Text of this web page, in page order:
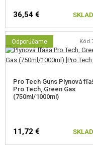
36,54 €
Odporúčame Kód
Pro Tech Guns Plynová
Pro Tech, Green Gas
(750ml/1000ml)
11,72 €